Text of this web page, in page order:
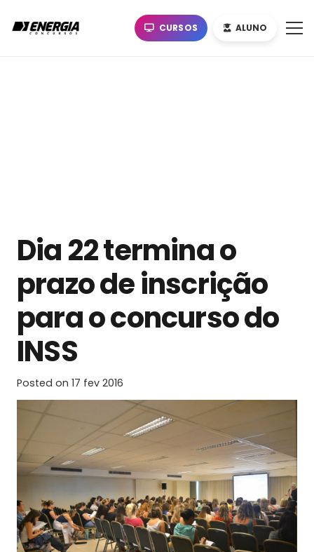
CURSOS ALUNO
Dia 22 termina o
prazo de inscrição
para o concurso do
INSS
Posted on 17 fev 2016